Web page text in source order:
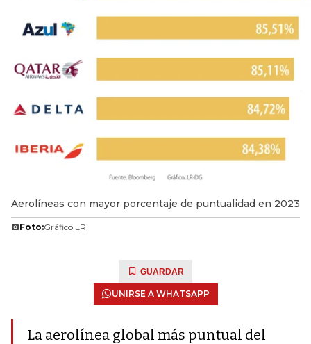
Aerolíneas con mayor porcentaje de puntualidad en 2023
Foto:Gráfico LR
GUARDAR
UNIRSE A WHATSAPP
La aerolínea global más puntual del